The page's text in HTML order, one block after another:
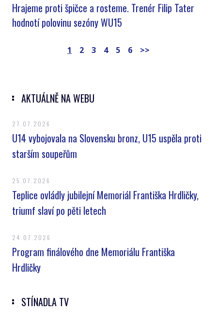
Hrajeme proti špičce a rosteme. Trenér Filip Tater
hodnotí polovinu sezóny WU15
1 2 3 4 5 6 >>
AKTUÁLNĚ NA WEBU
27.07.2026
U14 vybojovala na Slovensku bronz, U15 uspěla proti
starším soupeřům
25.07.2026
Teplice ovládly jubilejní Memoriál Františka Hrdličky,
triumf slaví po pěti letech
24.07.2026
Program finálového dne Memoriálu Františka
Hrdličky
STÍNADLA TV